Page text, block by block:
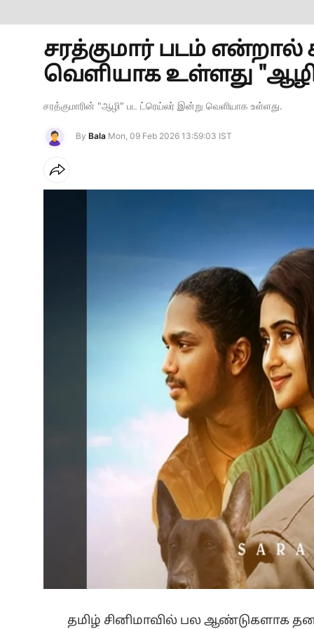
சரத்குமார் படம் என்றால்
வெளியாக உள்ளது
சரத்குமாரின் "ஆழி" பட ட்ரெய்லர் இன்று வெளியாக உள்ளது.
By Bala Mon, 09 Feb 2026 13:59:03 IST
தமிழ் சினிமாவில் பல ஆண்டுகளாக